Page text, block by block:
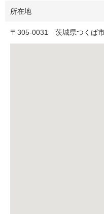
所在地
〒 305-0031 茨城県つくば